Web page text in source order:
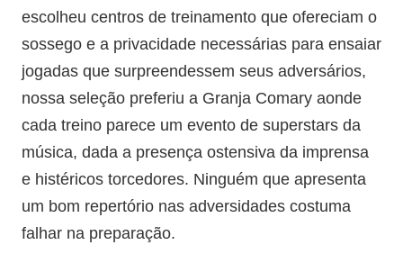
escolheu centros de treinamento que ofereciam o
sossego e a privacidade necessárias para ensaiar
jogadas que surpreendessem seus adversários,
nossa seleção preferiu a Granja Comary aonde
cada treino parece um evento de superstars da
música, dada a presença ostensiva da imprensa
e histéricos torcedores. Ninguém que apresenta
um bom repertório nas adversidades costuma
falhar na preparação.